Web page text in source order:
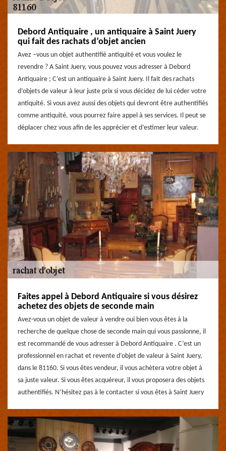
Debord Antiquaire , un antiquaire à Saint Juery
qui fait des rachats d’objet ancien
Avez –vous un objet authentifié antiquité et vous voulez le
revendre ? A Saint Juery, vous pouvez vous adresser à Debord
Antiquaire ; C’est un antiquaire à Saint Juery. Il fait des rachats
d’objets de valeur à leur juste prix si vous décidez de lui céder votre
antiquité. Si vous avez aussi des objets qui devront être authentifiés
comme antiquité, vous pourrez faire appel à ses services. Il peut se
déplacer chez vous afin de les apprécier et d’estimer leur valeur.
Faites appel à Debord Antiquaire si vous désirez
achetez des objets de seconde main
Avez-vous un objet de valeur à vendre oui bien vous êtes à la
recherche de quelque chose de seconde main qui vous passionne, il
est recommandé de vous adresser à Debord Antiquaire . C’est un
professionnel en rachat et revente d’objet de valeur à Saint Juery,
dans le 81160. Si vous êtes vendeur, il vous achètera votre objet à
sa juste valeur. Si vous êtes acquéreur, il vous proposera des objets
authentifiés. N’hésitez pas à le contacter si vous êtes à Saint Juery